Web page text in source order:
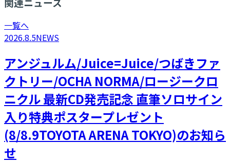
一覧へ
2026.8.5NEWS
アンジュルム/Juice=Juice/つばきファ
クトリー/OCHA NORMA/ロージークロ
ニクル 最新CD発売記念 直筆ソロサイン
入り特典ポスタープレゼント
(8/8.9TOYOTA ARENA TOKYO)のお知ら
せ